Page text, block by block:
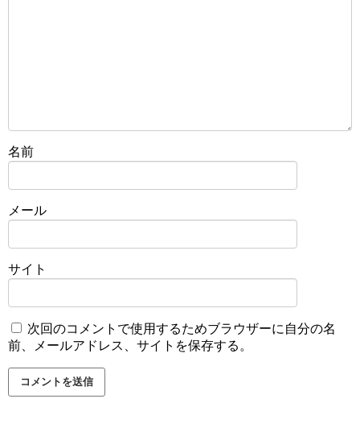
名前
メール
サイト
次回のコメントで使用するためブラウザーに自分の名
前、メールアドレス、サイトを保存する。